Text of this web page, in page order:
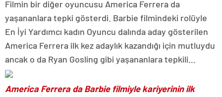
Filmin bir diğer oyuncusu America Ferrera da
yaşananlara tepki gösterdi. Barbie filmindeki rolüyle
En İyi Yardımcı kadın Oyuncu dalında aday gösterilen
America Ferrera ilk kez adaylık kazandığı için mutluydu
ancak o da Ryan Gosling gibi yaşananlara tepkili…
America Ferrera da Barbie filmiyle kariyerinin ilk